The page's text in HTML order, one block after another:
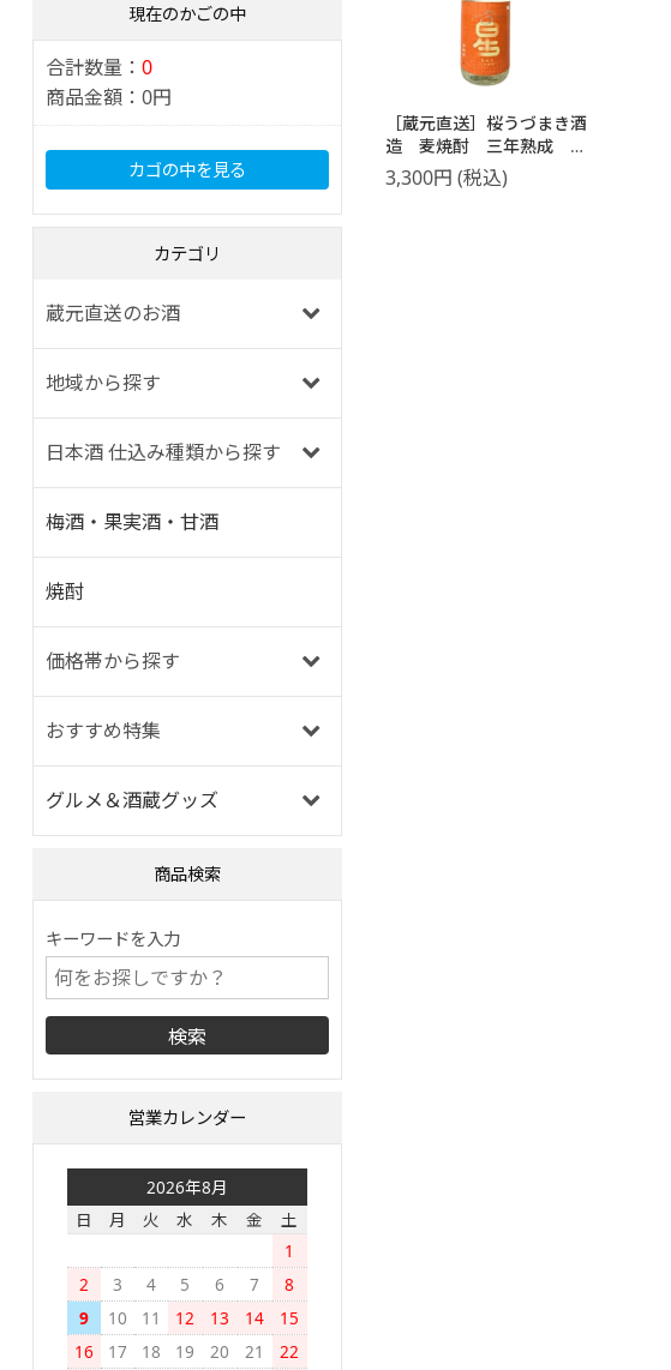
現在のかごの中
合計数量： 0
商品金額： 0円
カゴの中を見る
カテゴリ
蔵元直送のお酒
地域から探す
日本酒 仕込み種類から探す
梅酒・果実酒・甘酒
焼酎
価格帯から探す
おすすめ特集
グルメ＆酒蔵グッズ
商品検索
キーワードを入力
営業カレンダー
2026年8月
日
月 火 水 木 金
土
1
2
3 4 5 6 7
8
9
10 11 12 13 14
15
16
17 18 19 20 21
22
［蔵元直送］桜うづまき酒
造 麦焼酎 三年熟成
1800ml
3,300円 (税込)